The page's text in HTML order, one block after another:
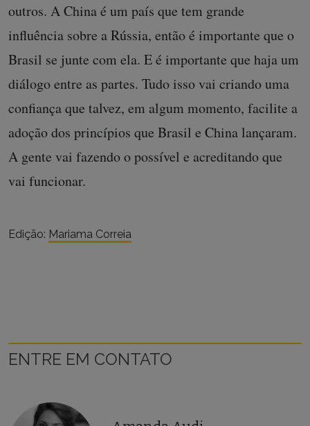
outros. A China é um país que tem grande
influência sobre a Rússia, então é importante que o
Brasil se junte com ela. E é importante que haja um
diálogo entre as partes. Tudo isso vai criando uma
confiança que talvez, em algum momento, facilite a
adoção dos princípios que Brasil e China lançaram.
A gente vai fazendo o possível e acreditando que
vai funcionar.
Edição: Mariama Correia
ENTRE EM CONTATO